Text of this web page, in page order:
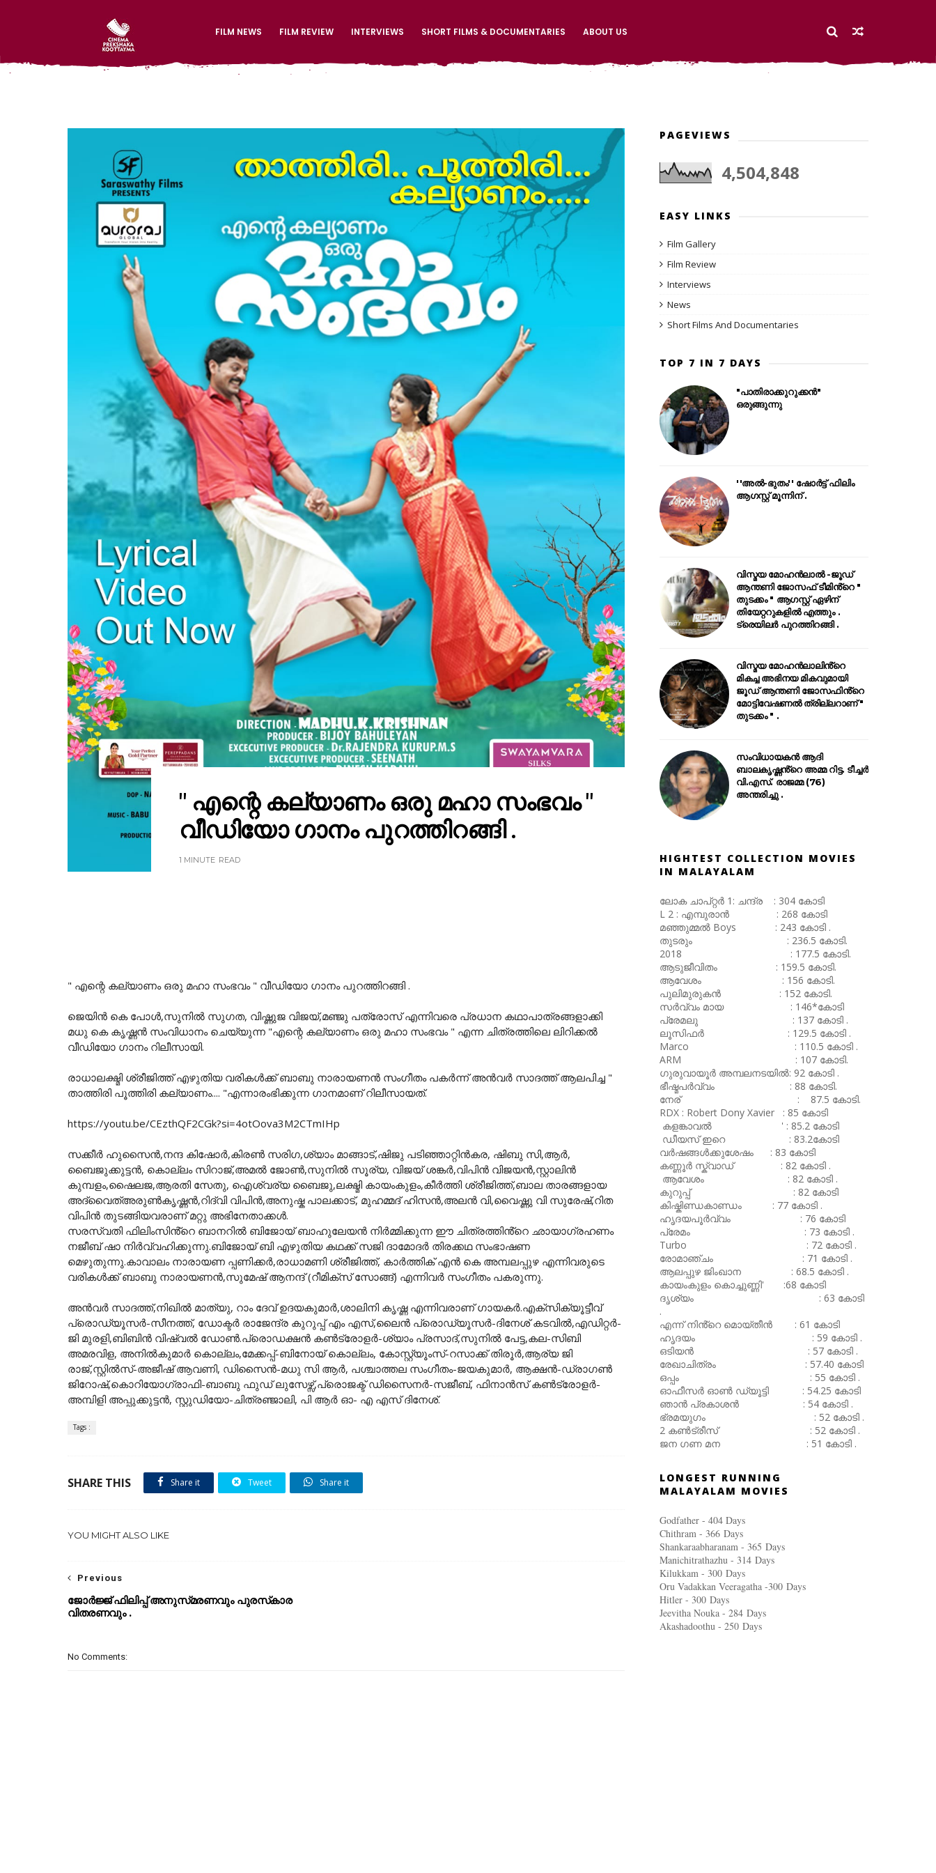
FILM NEWS FILM REVIEW INTERVIEWS SHORT FILMS & DOCUMENTARIES ABOUT US
" എന്റെ കല്യാണം ഒരു മഹാ സംഭവം "
വീഡിയോ ഗാനം പുറത്തിറങ്ങി .
1 MINUTE READ
" എന്റെ കല്യാണം ഒരു മഹാ സംഭവം " വീഡിയോ ഗാനം പുറത്തിറങ്ങി .
ജെയിൻ കെ പോൾ,സുനിൽ സുഗത, വിഷ്ണുജ വിജയ്,മഞ്ജു പത്രോസ് എന്നിവരെ പ്രധാന കഥാപാത്രങ്ങളാക്കി
മധു കെ കൃഷ്ണൻ സംവിധാനം ചെയ്യുന്ന "എന്റെ കല്യാണം ഒരു മഹാ സംഭവം " എന്ന ചിത്രത്തിലെ ലിറിക്കൽ
വീഡിയോ ഗാനം റിലീസായി.
രാധാലക്ഷ്മി ശ്രീജിത്ത് എഴുതിയ വരികൾക്ക് ബാബു നാരായണൻ സംഗീതം പകർന്ന് അൻവർ സാദത്ത് ആലപിച്ച "
താത്തിരി പൂത്തിരി കല്യാണം.... "എന്നാരംഭിക്കുന്ന ഗാനമാണ് റിലീസായത്.
https://youtu.be/CEzthQF2CGk?si=4otOova3M2CTmIHp
സക്കീർ ഹുസൈൻ,നന്ദ കിഷോർ,കിരൺ സരിഗ,ശ്യാം മാങ്ങാട്,ഷിജു പടിഞ്ഞാറ്റിൻകര, ഷിബു സി,ആർ,
ബൈജുക്കുട്ടൻ, കൊല്ലം സിറാജ്,അമൽ ജോൺ,സുനിൽ സൂര്യ, വിജയ് ശങ്കർ,വിപിൻ വിജയൻ,സ്റ്റാലിൻ
കുമ്പളം,ഷൈലജ,ആരതി സേതു, ഐശ്വര്യ ബൈജു,ലക്ഷ്മി കായംകുളം,കീർത്തി ശ്രീജിത്ത്,ബാല താരങ്ങളായ
അദ്വൈത്അരുൺകൃഷ്ണൻ,റിദ്വി വിപിൻ,അനുഷ്ക പാലക്കാട്, മുഹമ്മദ് ഹിസൻ,അലൻ വി,വൈഷ്ണു വി സുരേഷ്,റിത
വിപിൻ തുടങ്ങിയവരാണ് മറ്റു അഭിനേതാക്കൾ.
സരസ്വതി ഫിലിംസിൻ്റെ ബാനറിൽ ബിജോയ് ബാഹുലേയൻ നിർമ്മിക്കുന്ന ഈ ചിത്രത്തിൻ്റെ ഛായാഗ്രഹണം
നജീബ് ഷാ നിർവ്വഹിക്കുന്നു.ബിജോയ് ബി എഴുതിയ കഥക്ക് സജി ദാമോദർ തിരക്കഥ സംഭാഷണ
മെഴുതുന്നു.കാവാലം നാരായണ പ്പണിക്കർ,രാധാമണി ശ്രീജിത്ത്, കാർത്തിക് എൻ കെ അമ്പലപ്പുഴ എന്നിവരുടെ
വരികൾക്ക് ബാബു നാരായണൻ,സുമേഷ് ആനന്ദ് (റീമിക്സ് സോങ്ങ്) എന്നിവർ സംഗീതം പകരുന്നു.
അൻവർ സാദത്ത്,നിഖിൽ മാത്യു, റാം ദേവ് ഉദയകുമാർ,ശാലിനി കൃഷ്ണ എന്നിവരാണ് ഗായകർ.എക്സിക്യൂട്ടീവ്
പ്രൊഡ്യൂസർ-സീനത്ത്, ഡോക്ടർ രാജേന്ദ്ര കുറുപ്പ് എം എസ്,ലൈൻ പ്രൊഡ്യൂസർ-ദിനേശ് കടവിൽ,എഡിറ്റർ-
ജി മുരളി,ബിബിൻ വിഷ്വൽ ഡോൺ.പ്രൊഡക്ഷൻ കൺട്രോളർ-ശ്യാം പ്രസാദ്,സുനിൽ പേട്ട,കല-സിബി
അമരവിള, അനിൽകുമാർ കൊല്ലം,മേക്കപ്പ്-ബിനോയ് കൊല്ലം, കോസ്റ്റ്യൂംസ്-റസാക്ക് തിരൂർ,ആര്യ ജി
രാജ്,സ്റ്റിൽസ്-അജീഷ് ആവണി, ഡിസൈൻ-മധു സി ആർ, പശ്ചാത്തല സംഗീതം-ജയകുമാർ, ആക്ഷൻ-ഡ്രാഗൺ
ജിറോഷ്,കൊറിയോഗ്രാഫി-ബാബു ഫുഡ് ലുസേഴ്സ്,പ്രൊജക്ട് ഡിസൈനർ-സജീബ്, ഫിനാൻസ് കൺട്രോളർ-
അമ്പിളി അപ്പുക്കുട്ടൻ, സ്റ്റുഡിയോ-ചിത്രഞ്ജാലി, പി ആർ ഓ- എ എസ് ദിനേശ്.
Tags :
SHARE THIS Share it Tweet Share it
YOU MIGHT ALSO LIKE
Previous
ജോർജ്ജ് ഫിലിപ്പ് അനുസ്‌മരണവും പുരസ്‌കാര
വിതരണവും .
No Comments:
PAGEVIEWS
4,504,848
EASY LINKS
Film Gallery
Film Review
Interviews
News
Short Films And Documentaries
TOP 7 IN 7 DAYS
"പാതിരാക്കുറുക്കൻ"
ഒരുങ്ങുന്നു
''അൽ-ഭുതം'' ഷോർട്ട് ഫിലിം
ആഗസ്റ്റ് മൂന്നിന് .
വിസ്മയ മോഹൻലാൽ -ജൂഡ്
ആന്തണി ജോസഫ് ടീമിൻ്റെ "
തുടക്കം " ആഗസ്റ്റ് ഏഴിന്
തിയേറ്ററുകളിൽ എത്തും .
ട്രെയിലർ പുറത്തിറങ്ങി .
വിസ്മയ മോഹൻലാലിൻ്റെ
മികച്ച അഭിനയ മികവുമായി
ജൂഡ് ആന്തണി ജോസഫിൻ്റെ
മോട്ടിവേഷണൽ ത്രില്ലറാണ് "
തുടക്കം " .
സംവിധായകൻ ആദി
ബാലകൃഷ്ണൻ്റെ അമ്മ റിട്ട. ടീച്ചർ
വി.എസ്. രാജമ്മ (76)
അന്തരിച്ചു .
HIGHTEST COLLECTION MOVIES
IN MALAYALAM
ലോക ചാപ്റ്റർ 1: ചന്ദ്ര : 304 കോടി
L 2 : എമ്പുരാൻ : 268 കോടി
മഞ്ഞുമ്മൽ Boys : 243 കോടി .
തുടരും : 236.5 കോടി.
2018 : 177.5 കോടി.
ആടുജീവിതം : 159.5 കോടി.
ആവേശം : 156 കോടി.
പുലിമുരുകൻ : 152 കോടി.
സർവ്വം മായ : 146*കോടി
പ്രേമലു : 137 കോടി .
ലൂസിഫർ : 129.5 കോടി .
Marco : 110.5 കോടി .
ARM : 107 കോടി.
ഗുരുവായൂർ അമ്പലനടയിൽ: 92 കോടി .
ഭീഷ്മപർവ്വം : 88 കോടി.
നേര് : 87.5 കോടി.
RDX : Robert Dony Xavier : 85 കോടി
കളങ്കാവൽ ' : 85.2 കോടി
ഡീയസ് ഇറെ : 83.2കോടി
വർഷങ്ങൾക്കുശേഷം : 83 കോടി
കണ്ണൂർ സ്ക്വാഡ് : 82 കോടി .
ആവേശം : 82 കോടി .
കുറുപ്പ് : 82 കോടി
കിഷ്കിണ്ഡകാണ്ഡം : 77 കോടി .
ഹൃദയപൂർവ്വം : 76 കോടി
പ്രേമം : 73 കോടി .
Turbo : 72 കോടി .
രോമാഞ്ചം : 71 കോടി .
ആലപ്പുഴ ജിംഖാന : 68.5 കോടി .
കായംകുളം കൊച്ചുണ്ണി' :68 കോടി
ദൃശ്യം : 63 കോടി
.
എന്ന് നിൻ്റെ മൊയ്തീൻ : 61 കോടി
ഹൃദയം : 59 കോടി .
ഒടിയൻ : 57 കോടി .
രേഖാചിത്രം : 57.40 കോടി
ഒപ്പം : 55 കോടി .
ഓഫീസർ ഓൺ ഡ്യൂട്ടി : 54.25 കോടി
ഞാൻ പ്രകാശൻ : 54 കോടി .
ഭ്രമയുഗം : 52 കോടി .
2 കൺട്രീസ് : 52 കോടി .
ജന ഗണ മന : 51 കോടി .
LONGEST RUNNING
MALAYALAM MOVIES
Godfather - 404 Days
Chithram - 366 Days
Shankaraabharanam - 365 Days
Manichitrathazhu - 314 Days
Kilukkam - 300 Days
Oru Vadakkan Veeragatha -300 Days
Hitler - 300 Days
Jeevitha Nouka - 284 Days
Akashadoothu - 250 Days